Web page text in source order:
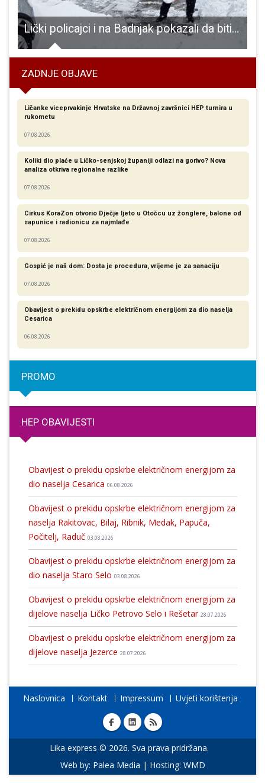
Lički policajci i na Badnjak pokazali da biti policajac nije samo posao, već poziv
ZADNJE OBJAVE
Ličanke viceprvakinje Hrvatske na Državnoj završnici HEP turnira u
rukometu
07.08.2026
Koliki dio plaće u Ličko-senjskoj županiji odlazi na gorivo? Nova
analiza otkriva regionalne razlike​
07.08.2026
Cirkus KoraZon otvorio Dječje ljeto u Otočcu uz žonglere, balone od
sapunice i radionicu za najmlađe
07.08.2026
Gospić je naš dom: Dosta je procedura, vrijeme je za sanaciju
07.08.2026
Obavijest o prekidu opskrbe električnom energijom za dio naselja
Cesarica
06.08.2026
PROMO
HEP OBAVIJESTI
Obavijest o prekidu opskrbe električnom energijom za
dio naselja Cesarica 06.08.2026
Obavijest o prekidu opskrbe električnom energijom za
naselja Rakitovac, Bilaj, Ribnik, Medak, Papuča,
Počitelj, Raduč 03.08.2026
Obavijest o prekidu opskrbe električnom energijom za
dio naselja Staro Selo 03.08.2026
Obavijest o prekidu opskrbe električnom energijom za
dijelove naselja Ličko Petrovo Selo i Rešetar 28.07.2026
Obavijest o prekidu opskrbe električnom energijom za
dijelove naselja Jezerce 28.07.2026
Naslovnica Kontakt Impressum Uvjeti korištenja
Lika express © 2026. Sva prava pridržana.
Web by: Palea Media | Hosting: WMD